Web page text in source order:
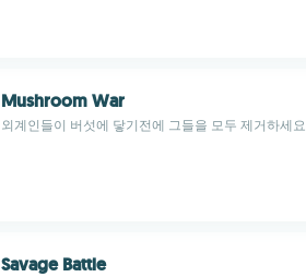
Mushroom War
외계인들이 버섯에 닿기전에 그들을 모두 제거하세요
Savage Battle